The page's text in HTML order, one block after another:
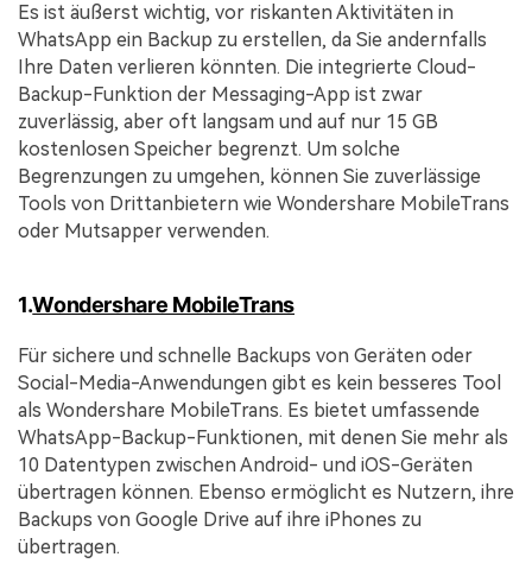
Es ist äußerst wichtig, vor riskanten Aktivitäten in
WhatsApp ein Backup zu erstellen, da Sie andernfalls
Ihre Daten verlieren könnten. Die integrierte Cloud-
Backup-Funktion der Messaging-App ist zwar
zuverlässig, aber oft langsam und auf nur 15 GB
kostenlosen Speicher begrenzt. Um solche
Begrenzungen zu umgehen, können Sie zuverlässige
Tools von Drittanbietern wie Wondershare MobileTrans
oder Mutsapper verwenden.
1.Wondershare MobileTrans
Für sichere und schnelle Backups von Geräten oder
Social-Media-Anwendungen gibt es kein besseres Tool
als Wondershare MobileTrans. Es bietet umfassende
WhatsApp-Backup-Funktionen, mit denen Sie mehr als
10 Datentypen zwischen Android- und iOS-Geräten
übertragen können. Ebenso ermöglicht es Nutzern, ihre
Backups von Google Drive auf ihre iPhones zu
übertragen.